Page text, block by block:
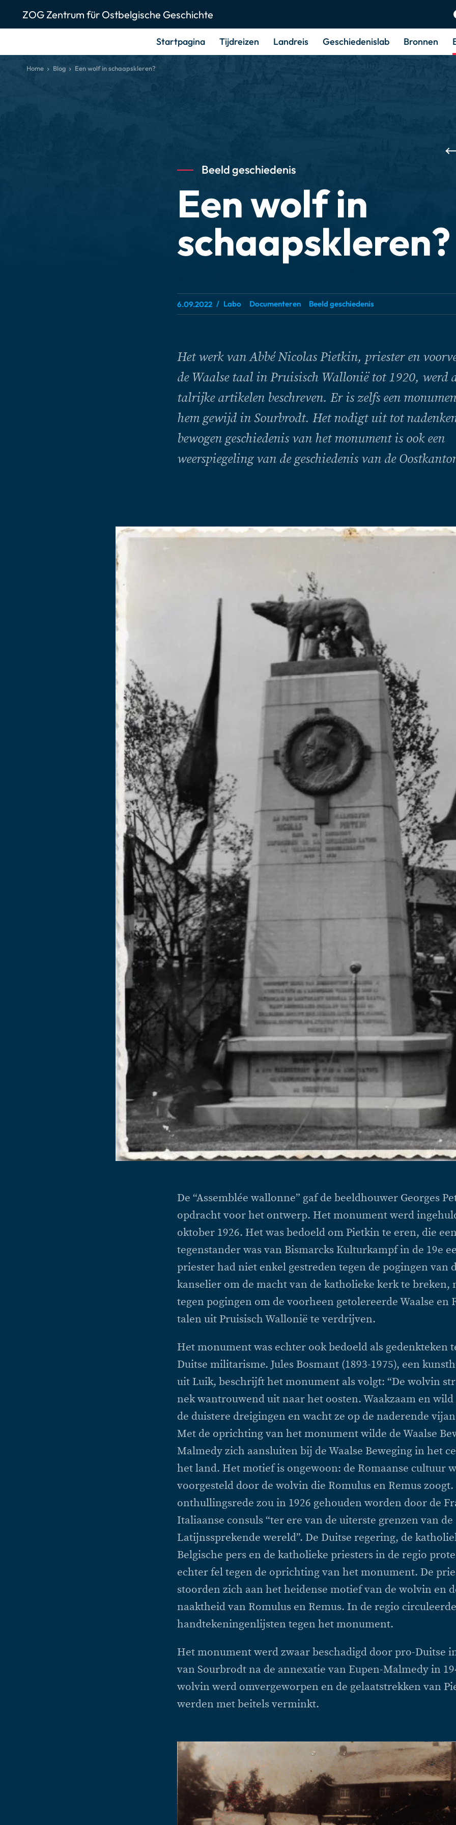
ZOG Zentrum für Ostbelgische Geschichte
Startpagina Tijdreizen Landreis Geschiedenislab Bronnen
Home Blog Een wolf in schaapskleren?
Beeld geschiedenis
Een wolf in
schaapskleren?
6.09.2022 Labo Documenteren Beeld geschiedenis
Het werk van Abbé Nicolas Pietkin, priester en
de Waalse taal in Pruisisch Wallonië tot 1920, werd
talrijke artikelen beschreven. Er is zelfs een
hem gewijd in Sourbrodt. Het nodigt uit tot
bewogen geschiedenis van het monument is ook een
weerspiegeling van de geschiedenis van de
De “Assemblée wallonne” gaf de beeldhouwer Georges
opdracht voor het ontwerp. Het monument werd
oktober 1926. Het was bedoeld om Pietkin te eren, die
tegenstander was van Bismarcks Kulturkampf in de 19e
priester had niet enkel gestreden tegen de pogingen van
kanselier om de macht van de katholieke kerk te breken,
tegen pogingen om de voorheen getolereerde Waalse en
talen uit Pruisisch Wallonië te verdrijven.
Het monument was echter ook bedoeld als gedenkteken
Duitse militarisme. Jules Bosmant (1893-1975), een
uit Luik, beschrijft het monument als volgt: “De wolvin
nek wantrouwend uit naar het oosten. Waakzaam en wild
de duistere dreigingen en wacht ze op de naderende
Met de oprichting van het monument wilde de Waalse
Malmedy zich aansluiten bij de Waalse Beweging in het
het land. Het motief is ongewoon: de Romaanse cultuur
voorgesteld door de wolvin die Romulus en Remus zoogt.
onthullingsrede zou in 1926 gehouden worden door de
Italiaanse consuls “ter ere van de uiterste grenzen van de
Latijnssprekende wereld”. De Duitse regering, de
Belgische pers en de katholieke priesters in de regio
echter fel tegen de oprichting van het monument. De
stoorden zich aan het heidense motief van de wolvin en
naaktheid van Romulus en Remus. In de regio
handtekeningenlijsten tegen het monument.
Het monument werd zwaar beschadigd door pro-Duitse
van Sourbrodt na de annexatie van Eupen-Malmedy in
wolvin werd omvergeworpen en de gelaatstrekken van
werden met beitels verminkt.